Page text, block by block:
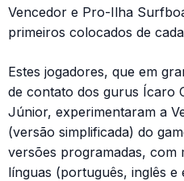
Vencedor e Pro-Ilha
primeiros colocados de
Estes jogadores, que em
de contato dos gurus Ícaro
Júnior, experimentaram a
(versão simplificada) do
versões programadas, com
línguas (português, inglês e